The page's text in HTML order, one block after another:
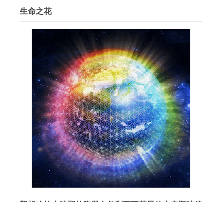
生命之花